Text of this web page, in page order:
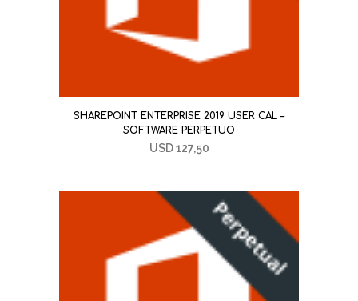
SHAREPOINT ENTERPRISE 2019 USER CAL –
SOFTWARE PERPETUO
USD127,50